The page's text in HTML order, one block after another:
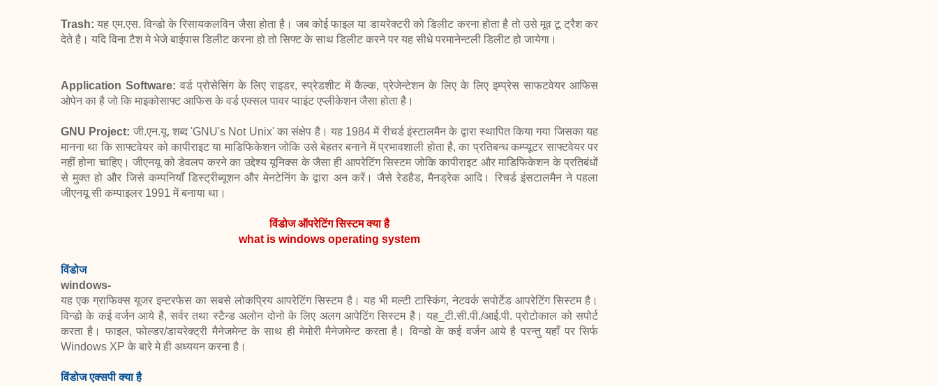
Trash: यह एम.एस. विन्डो के रिसायकलविन जैसा होता है। जब कोई फाइल या डायरेक्टरी को डिलीट करना होता है तो उसे मूव टू ट्रैश कर
देते है। यदि विना टैश मे भेजे बाईपास डिलीट करना हो तो सिफ्ट के साथ डिलीट करने पर यह सीधे परमानेन्टली डिलीट हो जायेगा।
Application Software: वर्ड प्रोसेसिंग के लिए राइडर, स्प्रेडशीट में कैल्क, प्रेजेन्टेशन के लिए के लिए इम्प्रेस साफटवेयर आफिस
ओपेन का है जो कि माइकोसाफ्ट आफिस के वर्ड एक्सल पावर प्वाइंट एप्लीकेशन जैसा होता है।
GNU Project: जी.एन.यू. शब्द 'GNU's Not Unix' का संक्षेप है। यह 1984 में रीचर्ड इंस्टालमैन के द्वारा स्थापित किया गया जिसका यह
मानना था कि साफ्टवेयर को कापीराइट या माडिफिकेशन जोकि उसे बेहतर बनाने में प्रभावशाली होता है, का प्रतिबन्ध कम्प्यूटर साफ्टवेयर पर
नहीं होना चाहिए। जीएनयू को डेवलप करने का उद्देश्य यूनिक्स के जैसा ही आपरेटिंग सिस्टम जोकि कापीराइट और माडिफिकेशन के प्रतिबंधों
से मुक्त हो और जिसे कम्पनियाँ डिस्ट्रीब्यूशन और मेनटेनिंग के द्वारा अन करें। जैसे रेडहैड, मैनड्रेक आदि। रिचर्ड इंसटालमैन ने पहला
जीएनयू सी कम्पाइलर 1991 में बनाया था।
विंडोज ऑपरेटिंग सिस्टम क्या है
what is windows operating system
विंडोज
windows-
यह एक ग्राफिक्स यूजर इन्टरफेस का सबसे लोकप्रिय आपरेटिंग सिस्टम है। यह भी मल्टी टास्किंग, नेटवर्क सपोर्टेड आपरेटिंग सिस्टम है।
विन्डो के कई वर्जन आये है, सर्वर तथा स्टैन्ड अलोन दोनो के लिए अलग आपेटिंग सिस्टम है। यह_टी.सी.पी./आई.पी. प्रोटोकाल को सपोर्ट
करता है। फाइल, फोल्डर/डायरेक्ट्री मैनेजमेन्ट के साथ ही मेमोरी मैनेजमेन्ट करता है। विन्डो के कई वर्जन आये है परन्तु यहाँ पर सिर्फ
Windows XP के बारे मे ही अध्ययन करना है।
विंडोज एक्सपी क्या है